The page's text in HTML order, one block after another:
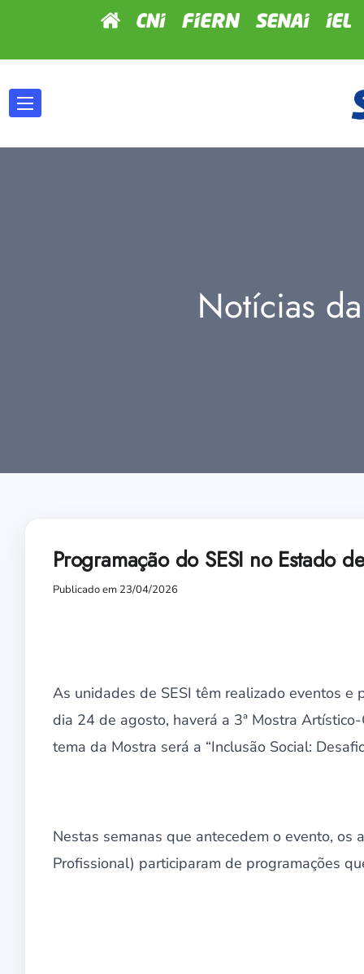
Notícias
Programação do SESI no Estado
Publicado em 23/04/2026
As unidades de SESI têm realizado eventos
dia 24 de agosto, haverá a 3ª Mostra
tema da Mostra será a “Inclusão Social:
Nestas semanas que antecedem o evento, os
Profissional) participaram de programações